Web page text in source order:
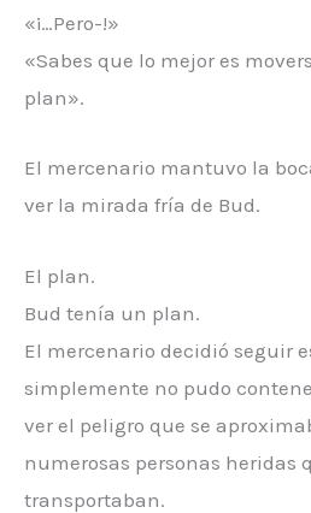
«¡…Pero-!»
«Sabes que lo mejor es
plan».
El mercenario mantuvo la
ver la mirada fría de Bud.
El plan.
Bud tenía un plan.
El mercenario decidió seguir
simplemente no pudo
ver el peligro que se
numerosas personas heridas
transportaban.